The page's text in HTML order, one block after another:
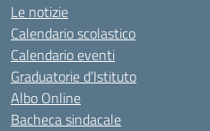
Le notizie
Calendario scolastico
Calendario eventi
Graduatorie d’Istituto
Albo Online
Bacheca sindacale